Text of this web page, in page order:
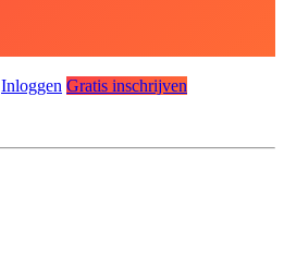
Inloggen Gratis inschrijven